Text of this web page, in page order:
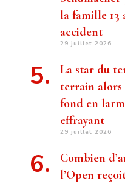
la famille 13
accident
29 juillet 2026
La star du
terrain alors
fond en
effrayant
29 juillet 2026
Combien
l’Open